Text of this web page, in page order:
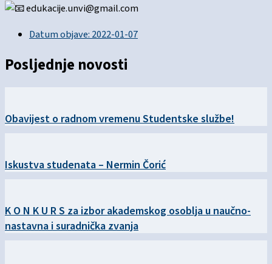
edukacije.unvi@gmail.com
Datum objave:2022-01-07
Posljednje novosti
Obavijest o radnom vremenu Studentske službe!
Iskustva studenata – Nermin Čorić
K O N K U R S za izbor akademskog osoblja u naučno-
nastavna i suradnička zvanja